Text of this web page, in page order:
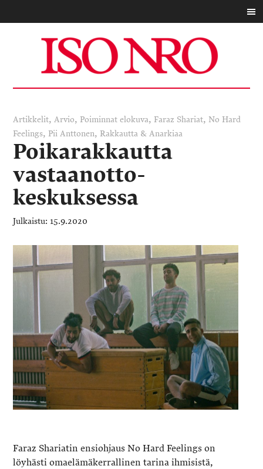
Artikkelit,Arvio, Poiminnat elokuva, Faraz Shariat, No Hard
Feelings, Pii Anttonen, Rakkautta & Anarkiaa
Poika­rakkautta
vastaanotto­
keskuksessa
15.9.2020
Faraz Shariatin ensiohjaus No Hard Feelings on
löyhästi omaelämäkerrallinen tarina ihmisistä,